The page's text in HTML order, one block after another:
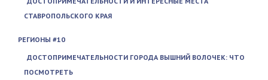
СТАВРОПОЛЬСКОГО КРАЯ
РЕГИОНЫ #10
ДОСТОПРИМЕЧАТЕЛЬНОСТИ ГОРОДА ВЫШНИЙ ВОЛОЧЕК: ЧТО
ПОСМОТРЕТЬ